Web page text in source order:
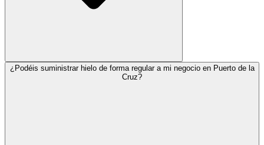
¿Podéis suministrar hielo de forma regular a mi negocio en Puerto de la
Cruz?